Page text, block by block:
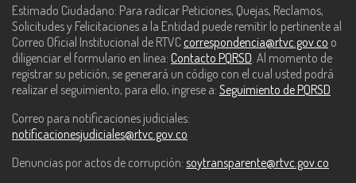
Estimado Ciudadano: Para radicar Peticiones, Quejas, Reclamos,
Solicitudes y Felicitaciones a la Entidad puede remitir lo pertinente al
Correo Oficial Institucional de RTVC correspondencia@rtvc.gov.co o
diligenciar el formulario en línea: Contacto PQRSD. Al momento de
registrar su petición, se generará un código con el cual usted podrá
realizar el seguimiento, para ello, ingrese a: Seguimiento de PQRSD
Correo para notificaciones judiciales:
notificacionesjudiciales@rtvc.gov.co
Denuncias por actos de corrupción: soytransparente@rtvc.gov.co